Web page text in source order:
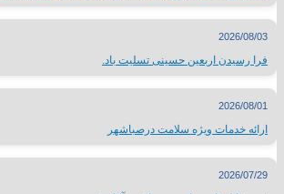
2026/08/03
فرا رسیدن اربعین حسینی تسلیت باد.
2026/08/01
ارائه خدمات ویژه سلامت درصباشهر
2026/07/29